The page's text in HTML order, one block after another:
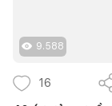
9.588
16